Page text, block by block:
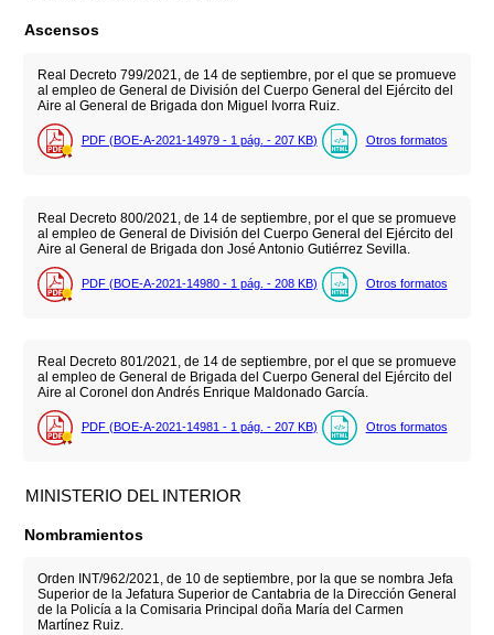
Ascensos
Real Decreto 799/2021, de 14 de septiembre, por el que se promueve
al empleo de General de División del Cuerpo General del Ejército del
Aire al General de Brigada don Miguel Ivorra Ruiz.
PDF (BOE-A-2021-14979 - 1 pág. - 207 KB) Otros formatos
Real Decreto 800/2021, de 14 de septiembre, por el que se promueve
al empleo de General de División del Cuerpo General del Ejército del
Aire al General de Brigada don José Antonio Gutiérrez Sevilla.
PDF (BOE-A-2021-14980 - 1 pág. - 208 KB) Otros formatos
Real Decreto 801/2021, de 14 de septiembre, por el que se promueve
al empleo de General de Brigada del Cuerpo General del Ejército del
Aire al Coronel don Andrés Enrique Maldonado García.
PDF (BOE-A-2021-14981 - 1 pág. - 207 KB) Otros formatos
MINISTERIO DEL INTERIOR
Nombramientos
Orden INT/962/2021, de 10 de septiembre, por la que se nombra Jefa
Superior de la Jefatura Superior de Cantabria de la Dirección General
de la Policía a la Comisaria Principal doña María del Carmen
Martínez Ruiz.